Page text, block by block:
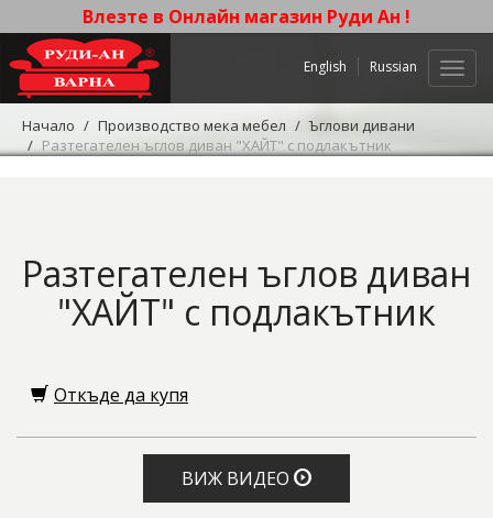
Влезте в Онлайн магазин Руди Ан !
English Russian
Начало Производство мека мебел
Ъглови дивани
Разтегателен ъглов диван "ХАЙТ" с подлакътник
Разтегателен ъглов диван
"ХАЙТ" с подлакътник
Откъде да купя
ВИЖ ВИДЕО